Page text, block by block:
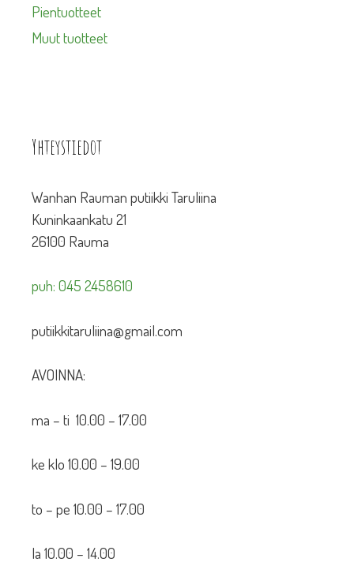
Pientuotteet
Muut tuotteet
Yhteystiedot
Wanhan Rauman putiikki Taruliina
Kuninkaankatu 21
26100 Rauma
puh: 045 2458610
putiikkitaruliina@gmail.com
AVOINNA:
ma – ti 10.00 – 17.00
ke klo 10.00 – 19.00
to – pe 10.00 – 17.00
la 10.00 – 14.00